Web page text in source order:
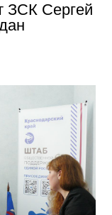
ЗСК Сергей